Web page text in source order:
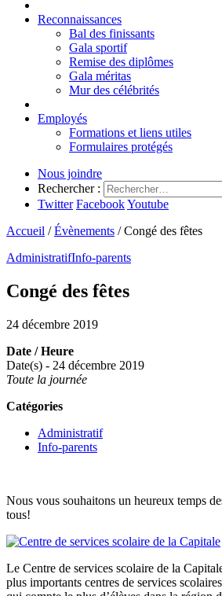
Reconnaissances
Bal des finissants
Gala sportif
Remise des diplômes
Gala méritas
Mur des célébrités
Employés
Formations et liens utiles
Formulaires protégés
Nous joindre
Rechercher :
Twitter FacebookYoutube
Accueil /Évènements /Congé des fêtes
AdministratifInfo-parents
Congé des fêtes
24 décembre 2019
Date / Heure
Date(s) - 24 décembre 2019
Toute la journée
Catégories
Administratif
Info-parents
Nous vous souhaitons un heureux temps
tous!
Le Centre de services scolaire de la
plus importants centres de services